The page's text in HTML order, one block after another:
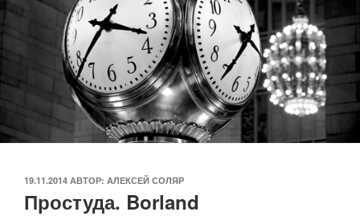
ОПУБЛИКОВАНО
19.11.2014 АВТОР: АЛЕКСЕЙ СОЛЯР
Простуда. Borland